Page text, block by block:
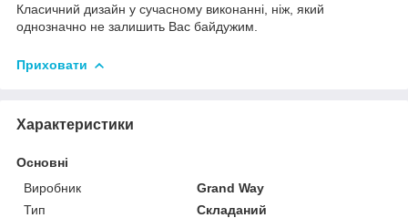
Класичний дизайн у сучасному виконанні, ніж, який
однозначно не залишить Вас байдужим.
Приховати
Характеристики
Основні
Виробник
Grand Way
Тип
Складаний